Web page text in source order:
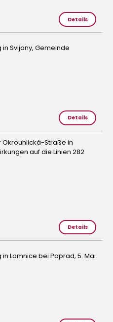
Details
Svijany, Gemeinde
Details
Okrouhlická-Straße in
auf die Linien 282
Details
Lomnice bei Poprad, 5. Mai